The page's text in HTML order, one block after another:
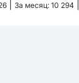
За месяц: 10 294